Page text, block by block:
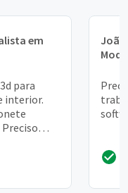
em
para
interior.
João